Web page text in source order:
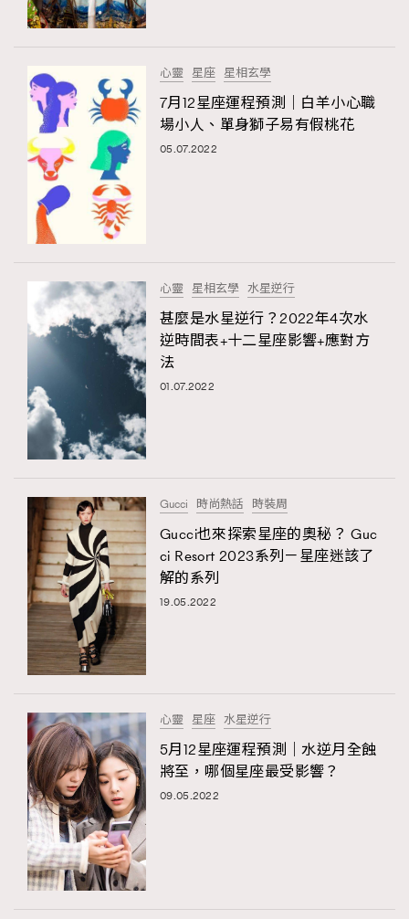
心靈 星座 星相玄學
7月12星座運程預測｜白羊小心職
場小人、單身獅子易有假桃花
05.07.2022
心靈 星相玄學 水星逆行
甚麼是水星逆行？2022年4次水
逆時間表+十二星座影響+應對方
法
01.07.2022
Gucci 時尚熱話 時裝周
Gucci也來探索星座的奧秘？ Guc
ci Resort 2023系列－星座迷該了
解的系列
19.05.2022
心靈 星座 水星逆行
5月12星座運程預測｜水逆月全蝕
將至，哪個星座最受影響？
09.05.2022